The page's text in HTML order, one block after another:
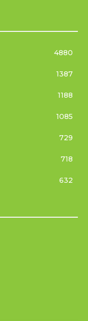
4880
1387
1188
1085
729
718
632